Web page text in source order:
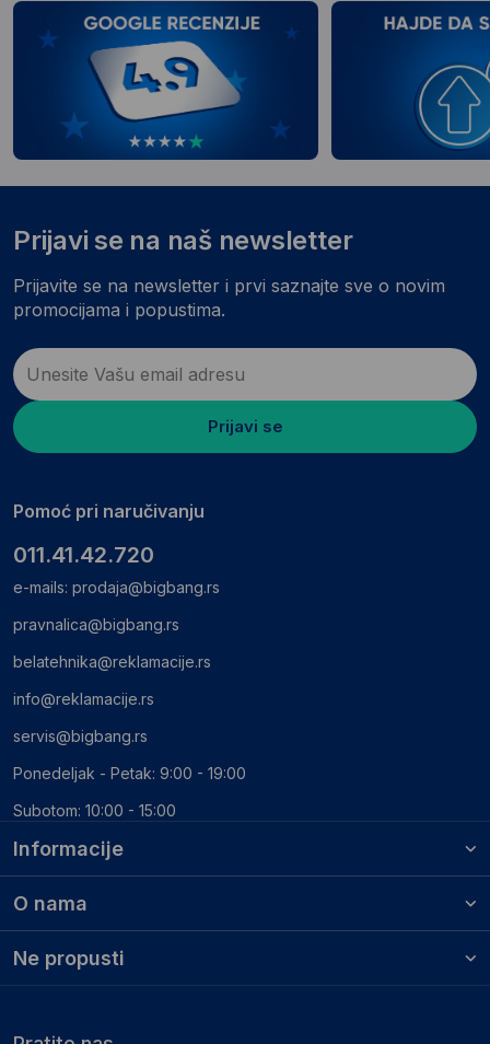
Informacije
O nama
Ne propusti
Prijavi se na naš newsletter
Prijavite se na newsletter i prvi saznajte sve o novim
promocijama i popustima.
Prijavi se
Pomoć pri naručivanju
011.41.42.720
e-mails: prodaja@bigbang.rs
pravnalica@bigbang.rs
belatehnika@reklamacije.rs
info@reklamacije.rs
servis@bigbang.rs
Ponedeljak - Petak: 9:00 - 19:00
Subotom: 10:00 - 15:00